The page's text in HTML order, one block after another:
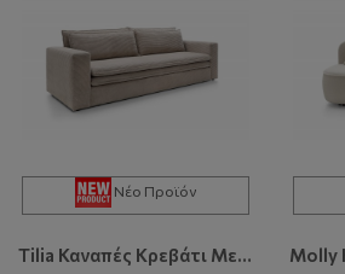
Νέο Προϊόν
Tilia Καναπές Κρεβάτι Με Αποθηκευτικό Χώρο